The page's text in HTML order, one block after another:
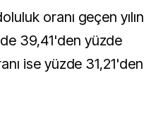
39,41'den yüzde
ise yüzde 31,21'den